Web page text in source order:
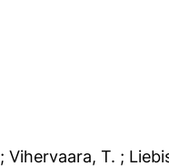
; Vihervaara, T. ;